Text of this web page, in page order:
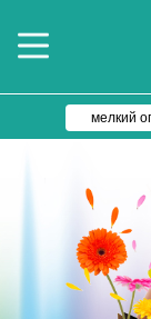
мелкий